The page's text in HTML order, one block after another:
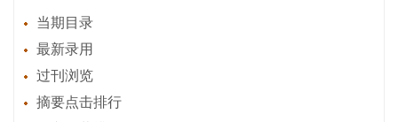
当期目录
最新录用
过刊浏览
摘要点击排行